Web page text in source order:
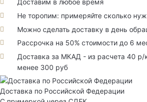
Доставим в любое время
Не торопим: примеряйте сколько
Можно сделать доставку в день
Рассрочка на 50% стоимости до 6
Доставка за МКАД - из расчета 40
менее 300 руб
Доставка по Российской Федерации